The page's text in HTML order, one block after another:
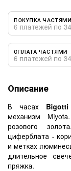
ПОКУПКА ЧАСТЯМИ
6 платежей по
ОПЛАТА ЧАСТЯМИ
6 платежей по
Описание
В часах
механизм
розового
циферблата -
и метках
длительное
пряжка.